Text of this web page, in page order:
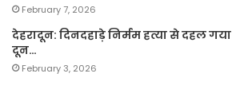
February 7, 2026
देहरादून: दिनदहाड़े निर्मम हत्या से दहल गया
दून…
February 3, 2026